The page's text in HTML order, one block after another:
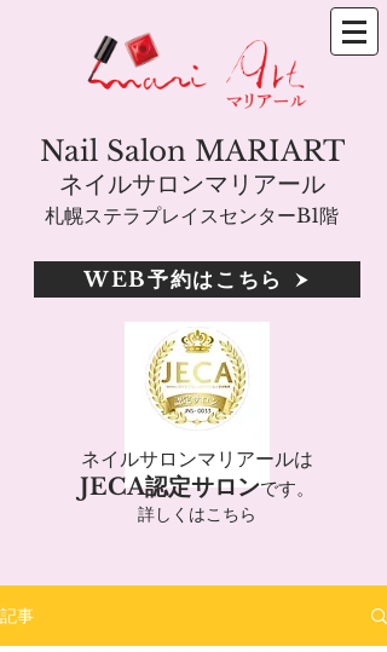
札幌ステラプレイスセンターB1階
Nail Salon MARIART
ネイルサロンマリアール
WEB予約はこちら
ネイルサロンマリアールは
JECA認定サロンです。
詳しくはこちら
記事